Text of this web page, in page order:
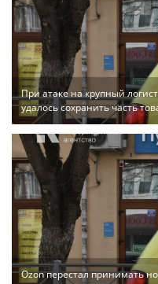
При атаке на крупный
удалось сохранить часть
Ozon перестал принимать